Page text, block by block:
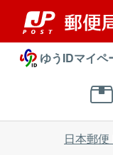
ゆうIDマイペ
日本郵